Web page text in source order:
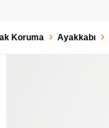
Koruma Ayakkabı